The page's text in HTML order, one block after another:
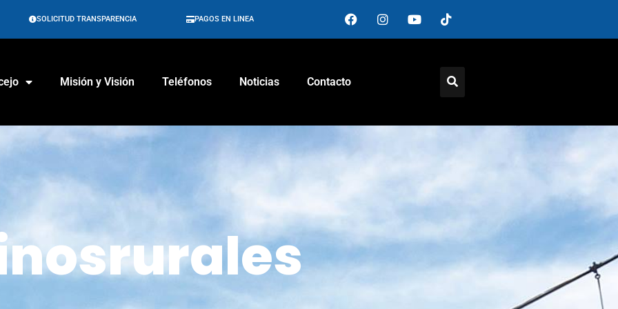
SOLICITUD TRANSPARENCIA PAGOS EN LINEA
Misión y Visión Teléfonos Noticias Contacto